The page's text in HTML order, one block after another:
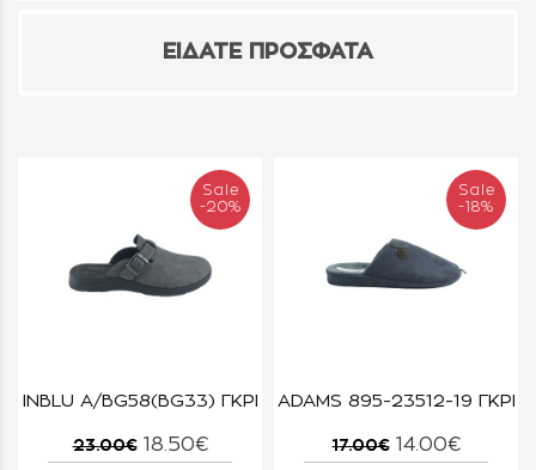
ΕΙΔΑΤΕ ΠΡΟΣΦΑΤΑ
Sale
-20%
INBLU A/BG58(BG33) ΓΚΡΙ
23.00€ 18.50€
Sale
-18%
ADAMS 895-23512-19 ΓΚΡΙ
17.00€ 14.00€